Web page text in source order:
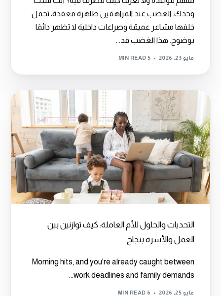
وحدك. الغضب عند المراهقين ظاهرة معقدة، تحمل
خلفها مشاعر عميقة وصراعات داخلية لا تظهر دائمًا
بوضوح. هذا الغضب قد...
مايو 23, 2026 5 MIN READ
التحديات والحلول للأم العاملة: كيف توازنين بين
العمل والأسرة بنجاح
Morning hits, and you're already caught between
work deadlines and family demands...
مايو 25, 2026 6 MIN READ